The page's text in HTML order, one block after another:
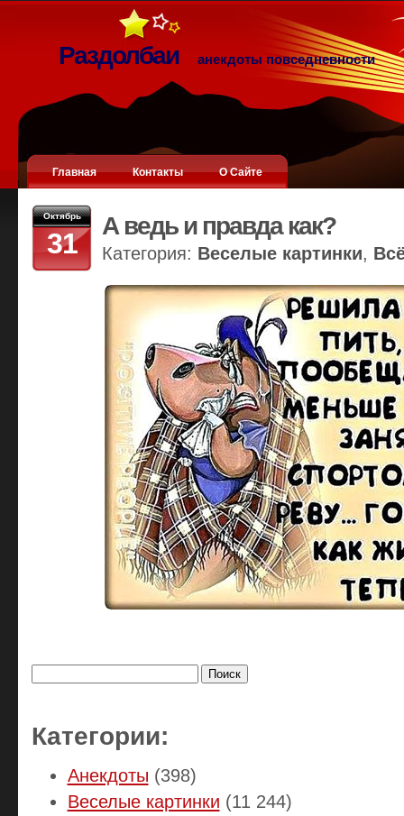
Раздолбаи анекдоты повседневности
Главная Контакты О Сайте
Октябрь
31
А ведь и правда как?
Категория: Веселые картинки,
Категории:
Анекдоты (398)
Веселые картинки (11 244)